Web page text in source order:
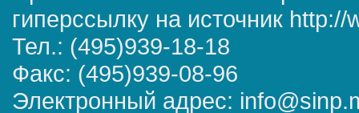
гиперссылку на источник
Тел.: (495)939-18-18
Факс: (495)939-08-96
Электронный адрес: